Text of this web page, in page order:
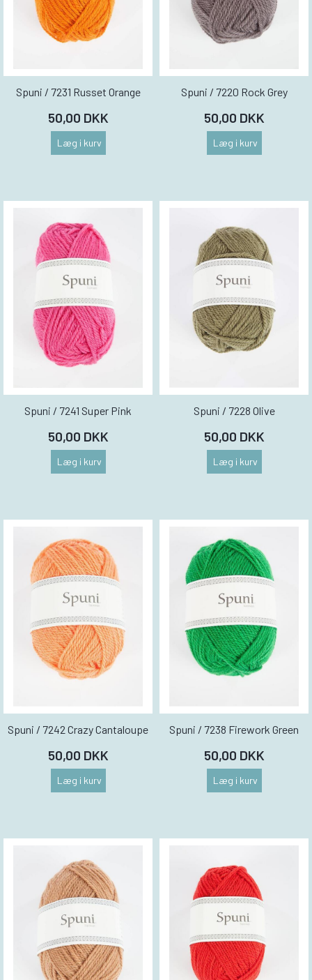
Spuni / 7231 Russet Orange
50,00 DKK
Læg i kurv
Spuni / 7220 Rock Grey
50,00 DKK
Læg i kurv
Spuni / 7241 Super Pink
50,00 DKK
Læg i kurv
Spuni / 7228 Olive
50,00 DKK
Læg i kurv
Spuni / 7242 Crazy Cantaloupe
50,00 DKK
Læg i kurv
Spuni / 7238 Firework Green
50,00 DKK
Læg i kurv